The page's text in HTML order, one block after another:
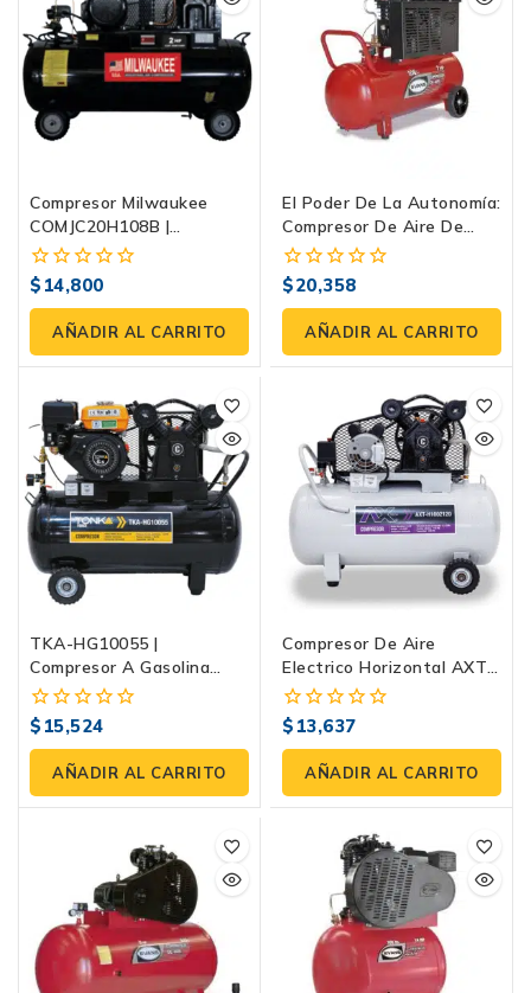
Compresor Milwaukee
COMJC20H108B |
Horizontal 2 HP, 108
Litros, 120 PSI
0
fuera
5
$ 14,800
AÑADIR AL CARRITO
El Poder De La Autonomía:
Compresor De Aire De
Gasolina E150G0700TH-
108 | Evans
0
fuera
5
$20,358
AÑADIR AL CARRITO
TKA-HG10055 |
Compresor A Gasolina
108L | Tonka
0
fuera
5
$ 15,524
AÑADIR AL CARRITO
Compresor De Aire
Electrico Horizontal AXT-
H1002120 : Potencia Y
Eficiencia En Un Solo
Paquete
0
fuera
5
$ 13,637
AÑADIR AL CARRITO